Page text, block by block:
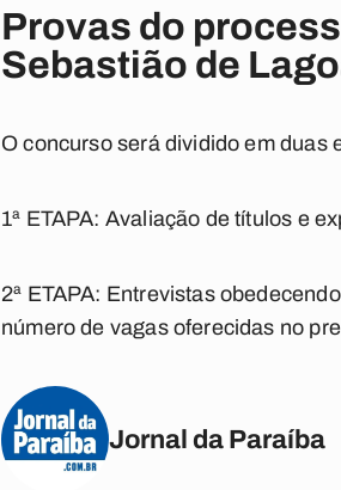
Provas do
Sebastião de
O concurso será dividido em duas
1ª ETAPA: Avaliação de títulos e
2ª ETAPA: Entrevistas
número de vagas oferecidas no
Jornal da Paraíba